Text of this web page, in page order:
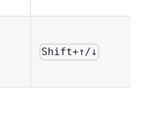
Shift+↑/↓